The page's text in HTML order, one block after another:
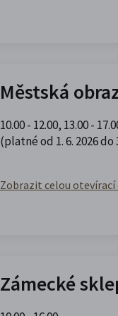
Městská
10.00 - 12.00, 13.00 -
(platné od 1. 6. 2026 do
Zobrazit celou otevírací
Zámecké